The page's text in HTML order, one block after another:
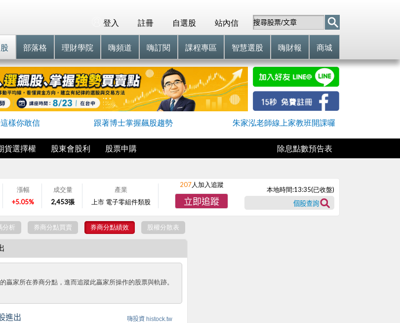
站內信
自選股
註冊
登入
部落格 理財學院 嗨頻道 嗨訂閱 課程專區 智慧選股 嗨財報 商城
樣你敢信 跟著博士掌握飆股趨勢 朱家泓老師線上家教班開課囉
貨選擇權 股東會股利 股票申購 除息點數預告表
漲幅
+5.05%
成交量
2,453張
產業
上市 電子零組件類股
207人加入追蹤
立即追蹤
本地時間:13:35(已收盤)
分析 券商分點買賣 券商分點績效 股權分散表
家所在券商分點，進而追蹤此贏家所操作的股票與軌跡。
進出 嗨投資 histock.tw